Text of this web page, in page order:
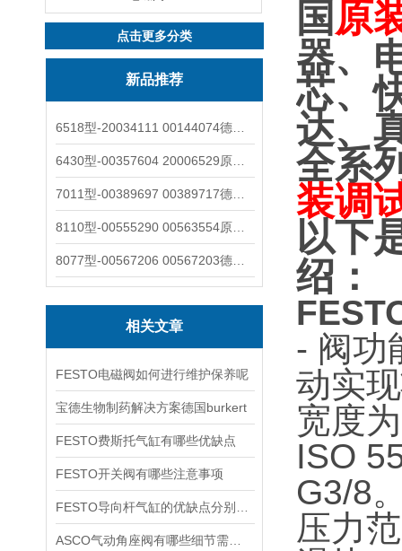
点击更多分类
新品推荐
相关文章
FESTO电磁阀如何进行维护保养呢
宝德生物制药解决方案德国burkert
FESTO费斯托气缸有哪些优缺点
FESTO开关阀有哪些注意事项
国 原
器、
芯、
达、
全系
装调
以下
绍：
- 阀功
动实
宽度
ISO
G3/8
压力